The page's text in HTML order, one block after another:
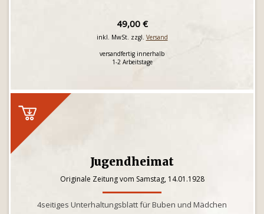
49,00 €
inkl. MwSt. zzgl. Versand
versandfertig innerhalb
1-2 Arbeitstage
Jugendheimat
Originale Zeitung vom Samstag, 14.01.1928
4seitiges Unterhaltungsblatt für Buben und Mädchen